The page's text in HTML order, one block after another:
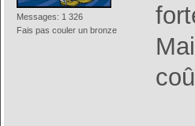
Messages: 1 326
Fais pas couler un bronze